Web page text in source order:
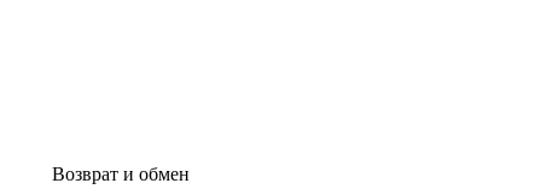
Возврат и обмен